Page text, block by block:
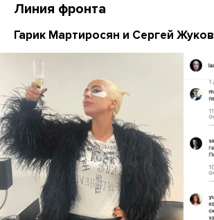
Линия фронта
Гарик Мартиросян и Сергей Жуков